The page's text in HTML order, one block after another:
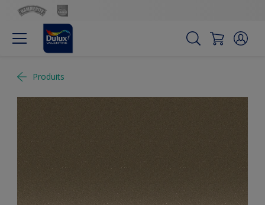
Produits